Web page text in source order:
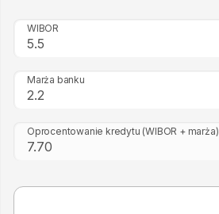
WIBOR
Marża banku
Oprocentowanie kredytu (WIBOR + marża)